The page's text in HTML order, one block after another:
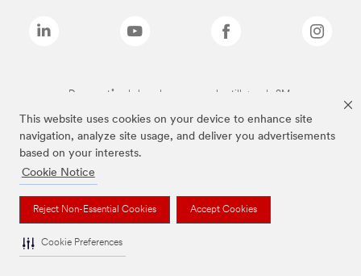
This website uses cookies on your device to enhance site
navigation, analyze site usage, and deliver you advertisements
based on your interests.
Cookie Notice
Reject Non-Essential Cookies Accept Cookies
Cookie Preferences
De ovenstående brands er varemærker tilhørende 3M.